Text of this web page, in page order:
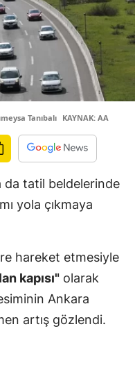
Tanıbalı KAYNAK: AA
da tatil beldelerinde
yola çıkmaya
hareket etmesiyle
kapısı" olarak
Ankara
artış gözlendi.